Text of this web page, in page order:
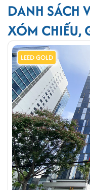
DANH SÁCH
XÓM CHIẾU,
LEED GOLD